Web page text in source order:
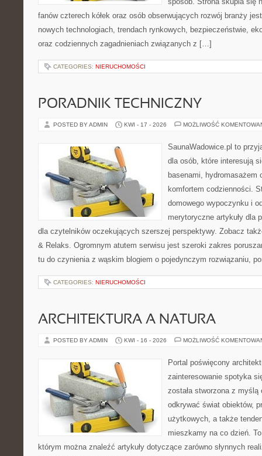
fanów czterech kółek oraz osób obserwujących rozwój branży
nowych technologiach, trendach rynkowych, bezpieczeństwie,
oraz codziennych zagadnieniach związanych z […]
CATEGORIES: NIERUCHOMOŚCI
PORADNIK TECHNICZNY
POSTED BY ADMIN KWI - 17 - 2026 MOŻLIWOŚĆ
SaunaWadowice.pl to
dla osób, które interesują
basenami, hydromasażem
komfortem codzienności.
domowego wypoczynku i
merytoryczne artykuły dla
dla czytelników oczekujących szerszej perspektywy. Zobacz
& Relaks. Ogromnym atutem serwisu jest szeroki zakres
tu do czynienia z wąskim blogiem o pojedynczym rozwiązaniu,
CATEGORIES: NIERUCHOMOŚCI
ARCHITEKTURA A NATURA
POSTED BY ADMIN KWI - 16 - 2026 MOŻLIWOŚĆ
Portal poświęcony
zainteresowanie spotyka
została stworzona z
odkrywać świat obiektów,
użytkowych, a także
mieszkamy na co dzień.
którym można znaleźć artykuły dotyczące zarówno słynnych